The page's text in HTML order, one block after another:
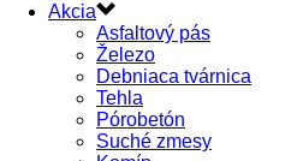
Akcia
Asfaltový pás
Železo
Debniaca tvárnica
Tehla
Pórobetón
Suché zmesy